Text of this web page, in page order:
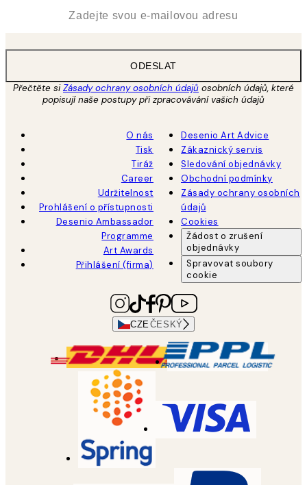
ODESLAT
Přečtěte siZásady ochrany osobních údajů osobních údajů, které
popisují naše postupy při zpracovávání vašich údajů
O nás
Tisk
Tiráž
Career
Udržitelnost
Prohlášení o přístupnosti
Desenio Ambassador
Programme
Art Awards
Přihlášení (firma)
Desenio Art Advice
Zákaznický servis
Sledování objednávky
Obchodní podmínky
Zásady ochrany osobních
údajů
Cookies
Žádost o zrušení
objednávky
Spravovat soubory
cookie
CZE ČESKÝ